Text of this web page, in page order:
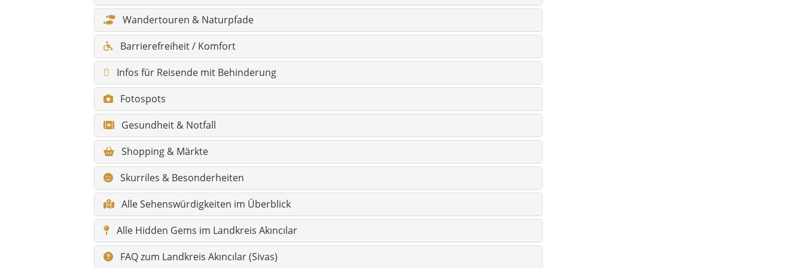
Skurriles & Besonderheiten
Alle Sehenswürdigkeiten im Überblick
Alle Hidden Gems im Landkreis Akıncılar
FAQ zum Landkreis Akıncılar (Sivas)
Hauptorte im Landkreis Akıncılar (mit Kurzbeschreibung)
Alle Orte und Dörfer (mit Kurzbeschreibung)